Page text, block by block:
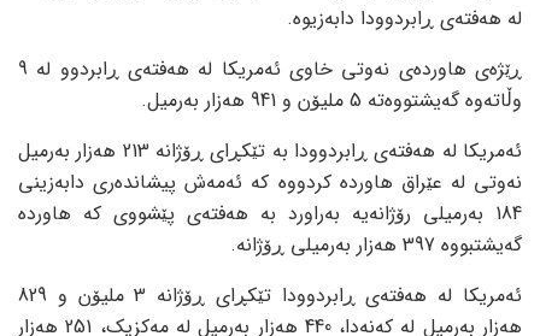
لە هەفتەی ڕابردوودا دابەزیوە.
ڕێژەی هاوردەی نەوتی خاوی ئەمریکا لە هەفتەی ڕابردوو لە 9
وڵاتەوە گەیشتووەتە 5 ملیۆن و 941 هەزار بەرمیل.
ئەمریکا لە هەفتەی ڕابردوودا بە تێکڕای ڕۆژانە 213 هەزار بەرمیل
نەوتی لە عێراق هاوردە کردووە کە ئەمەش پیشاندەری دابەزینی
184 بەرمیلی رۆژانەیە بەراورد بە هەفتەی پێشووی کە هاوردە
گەیشتبووە 397 هەزار بەرمیلی ڕۆژانە.
ئەمریکا لە هەفتەی ڕابردوودا تێکڕای ڕۆژانە 3 ملیۆن و 829
هەزار بەرمیل لە کەنەدا، 440 هەزار بەرمیل لە مەکزیک، 251 هەزار